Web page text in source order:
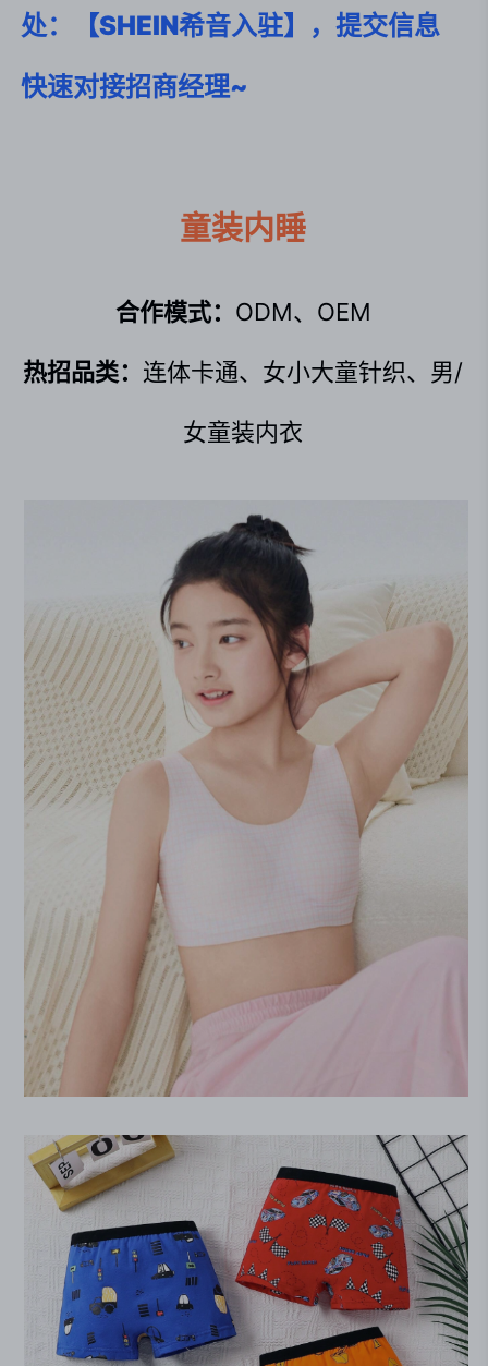
处：【SHEIN希音入驻】，提交信息
快速对接招商经理~
童装内睡
合作模式： ODM、OEM
热招品类： 连体卡通、女小大童针织、男/
女童装内衣